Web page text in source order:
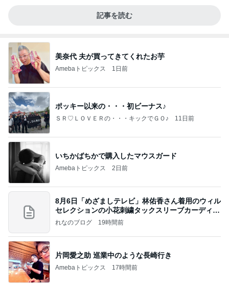
記事を読む
美奈代 夫が買ってきてくれたお芋
Amebaトピックス 1日前
ポッキー以来の・・・初ビーナス♪
ＳＲ♡ＬＯＶＥＲの・・・キックでＧＯ♪ 11日前
いちかばちかで購入したマウスガード
Amebaトピックス 2日前
8月6日「めざましテレビ」林佑香さん着用のウィル
セレクションの小花刺繍タックスリーブカーディガ
ン
れなのブログ 19時間前
片岡愛之助 巡業中のような長崎行き
Amebaトピックス 17時間前